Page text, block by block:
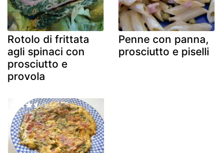
Rotolo di frittata
agli spinaci con
prosciutto e
provola
Penne con panna,
prosciutto e piselli